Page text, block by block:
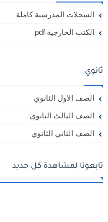
السجلات المدرسية كاملة
الكتب الخارجية pdf
ثانوي
الصف الاول الثانوي
الصف الثالث الثانوي
الصف الثاني الثانوي
تابعونا لمشاهدة كل جديد